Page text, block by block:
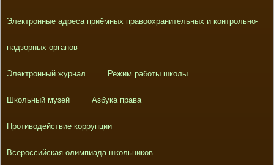
Электронные адреса приёмных правоохранительных и контрольно-
надзорных органов
Электронный журнал Режим работы школы
Школьный музей Азбука права
Противодействие коррупции
Всероссийская олимпиада школьников